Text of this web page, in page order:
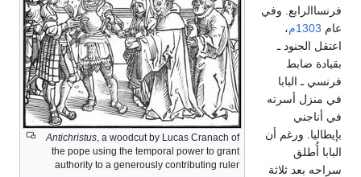
Antichristus, a woodcut by Lucas Cranach of
the pope using the temporal power to grant
authority to a generously contributing ruler
فرنساالرابع. وفي
عام 1303م
،
اعتقل الجنود ـ
بقيادة ضابط
فرنسي ـ البابا
في منزل أسرته
في أناجني
بإيطاليا. ورغم أن
البابا أُطلق
سراحه بعد ثلاثة